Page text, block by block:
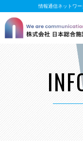
情報通信ネットワー